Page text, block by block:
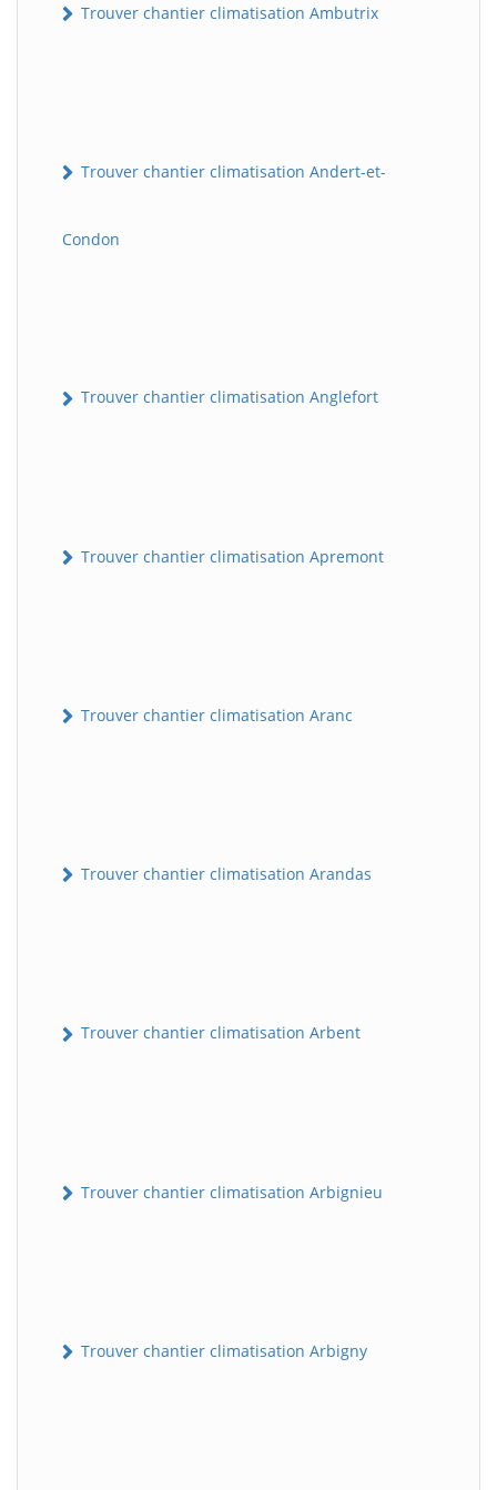
Trouver chantier climatisation Ambutrix
Trouver chantier climatisation Andert-et-
Condon
Trouver chantier climatisation Anglefort
Trouver chantier climatisation Apremont
Trouver chantier climatisation Aranc
Trouver chantier climatisation Arandas
Trouver chantier climatisation Arbent
Trouver chantier climatisation Arbignieu
Trouver chantier climatisation Arbigny